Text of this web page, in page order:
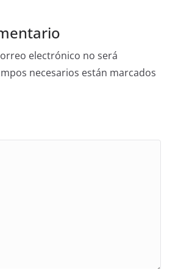
electrónico no será
necesarios están marcados